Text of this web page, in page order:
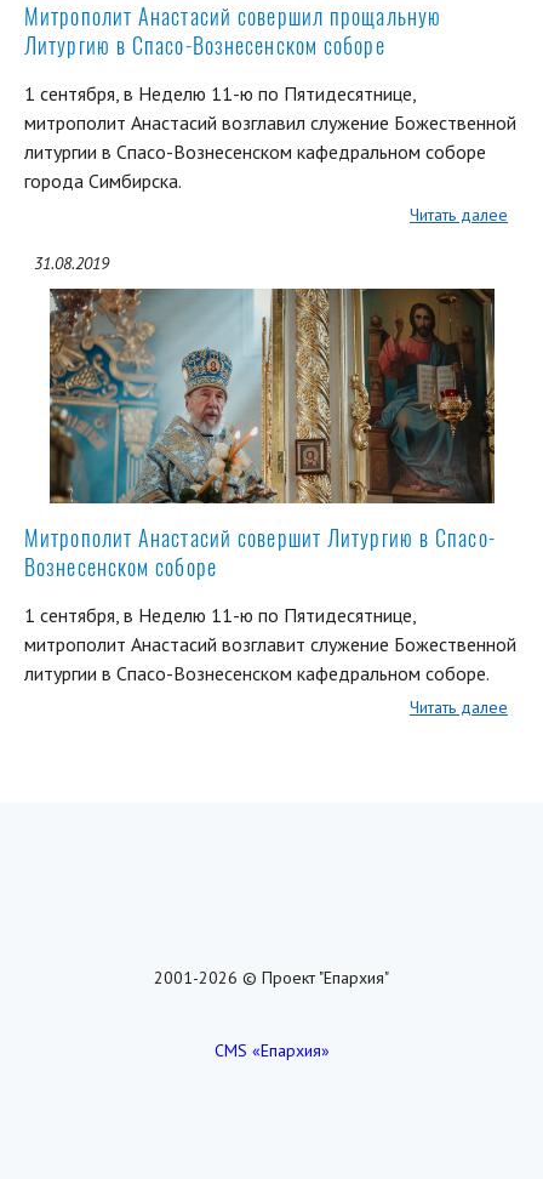
Митрополит Анастасий совершил прощальную
Литургию в Спасо-Вознесенском соборе
1 сентября, в Неделю 11-ю по Пятидесятнице,
митрополит Анастасий возглавил служение Божественной
литургии в Спасо-Вознесенском кафедральном соборе
города Симбирска.
Читать далее
31.08.2019
Митрополит Анастасий совершит Литургию в Спасо-
Вознесенском соборе
1 сентября, в Неделю 11-ю по Пятидесятнице,
митрополит Анастасий возглавит служение Божественной
литургии в Спасо-Вознесенском кафедральном соборе.
Читать далее
2001-2026 © Проект "Епархия"
CMS «Епархия»